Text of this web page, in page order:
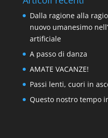
Dalla ragione alla
nuovo umanesimo
artificiale
A passo di danza
AMATE VACANZE!
Passi lenti, cuori in
Questo nostro tempo